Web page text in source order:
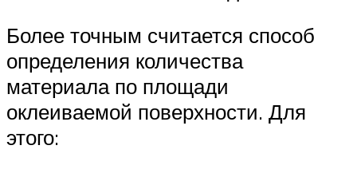
Более точным считается способ
определения количества
материала по площади
оклеиваемой поверхности. Для
этого: